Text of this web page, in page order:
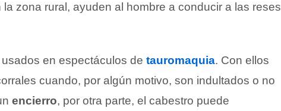
zona rural, ayuden al hombre a conducir a las reses
en espectáculos de tauromaquia. Con ellos
cuando, por algún motivo, son indultados o no
encierro, por otra parte, el cabestro puede